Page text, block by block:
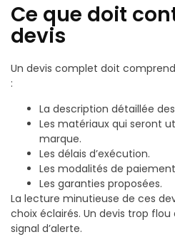
Ce que doit
devis
Un devis complet doit
:
La description détaillée
Les matériaux qui seront
marque.
Les délais d’exécution.
Les modalités de
Les garanties proposées.
La lecture minutieuse de ces
choix éclairés. Un devis trop
signal d’alerte.